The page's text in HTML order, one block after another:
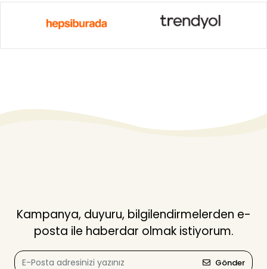
Kampanya, duyuru, bilgilendirmelerden e-
posta ile haberdar olmak istiyorum.
Gönder